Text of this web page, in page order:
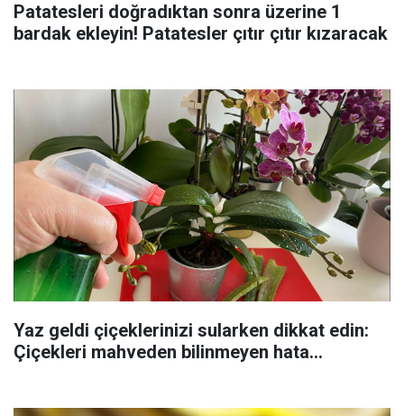
Patatesleri doğradıktan sonra üzerine 1
bardak ekleyin! Patatesler çıtır çıtır kızaracak
Yaz geldi çiçeklerinizi sularken dikkat edin:
Çiçekleri mahveden bilinmeyen hata...